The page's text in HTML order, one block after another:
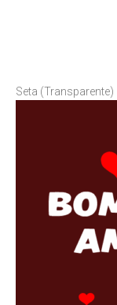
Seta (Transparente)